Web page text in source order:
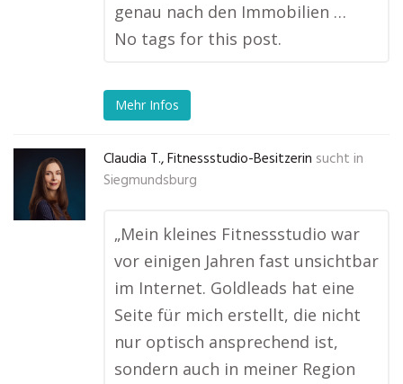
genau nach den Immobilien …
No tags for this post.
Mehr Infos
Claudia T., Fitnessstudio-Besitzerin sucht in
Siegmundsburg
„Mein kleines Fitnessstudio war
vor einigen Jahren fast unsichtbar
im Internet. Goldleads hat eine
Seite für mich erstellt, die nicht
nur optisch ansprechend ist,
sondern auch in meiner Region